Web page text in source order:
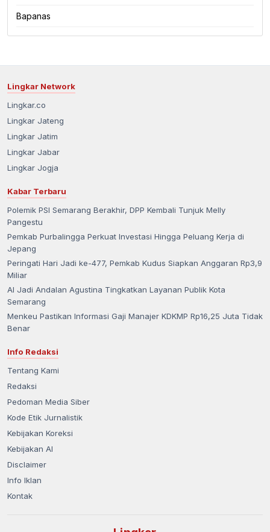
Bapanas
Lingkar Network
Lingkar.co
Lingkar Jateng
Lingkar Jatim
Lingkar Jabar
Lingkar Jogja
Kabar Terbaru
Polemik PSI Semarang Berakhir, DPP Kembali Tunjuk Melly
Pangestu
Pemkab Purbalingga Perkuat Investasi Hingga Peluang Kerja di
Jepang
Peringati Hari Jadi ke-477, Pemkab Kudus Siapkan Anggaran Rp3,9
Miliar
AI Jadi Andalan Agustina Tingkatkan Layanan Publik Kota
Semarang
Menkeu Pastikan Informasi Gaji Manajer KDKMP Rp16,25 Juta Tidak
Benar
Info Redaksi
Tentang Kami
Redaksi
Pedoman Media Siber
Kode Etik Jurnalistik
Kebijakan Koreksi
Kebijakan AI
Disclaimer
Info Iklan
Kontak